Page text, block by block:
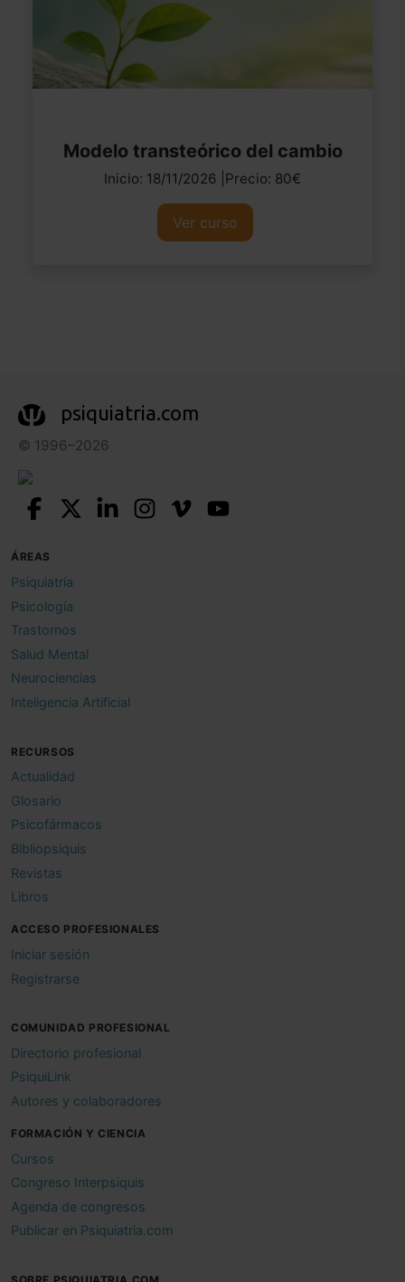
Modelo transteórico del cambio
Inicio: 18/11/2026 |Precio: 80€
Ver curso
psiquiatria.com
© 1996–2026
ÁREAS
Psiquiatría
Psicología
Trastornos
Salud Mental
Neurociencias
Inteligencia Artificial
RECURSOS
Actualidad
Glosario
Psicofármacos
Bibliopsiquis
Revistas
Libros
ACCESO PROFESIONALES
Iniciar sesión
Registrarse
COMUNIDAD PROFESIONAL
Directorio profesional
PsiquiLink
Autores y colaboradores
FORMACIÓN Y CIENCIA
Cursos
Congreso Interpsiquis
Agenda de congresos
Publicar en Psiquiatria.com